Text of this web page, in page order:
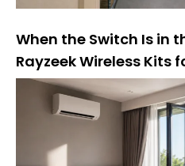
When the Switch Is in
Rayzeek Wireless Kits